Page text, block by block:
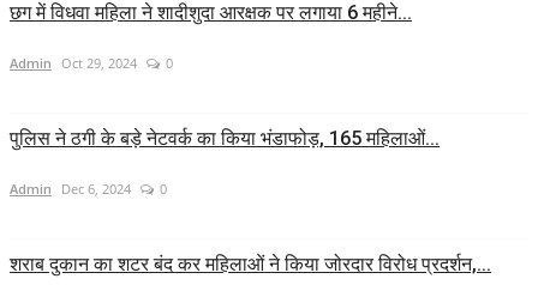
छग में विधवा महिला ने शादीशुदा आरक्षक पर लगाया 6 महीने...
Admin Oct 29, 2024 0
पुलिस ने ठगी के बड़े नेटवर्क का किया भंडाफोड़, 165 महिलाओं...
Admin Dec 6, 2024 0
शराब दुकान का शटर बंद कर महिलाओं ने किया जोरदार विरोध प्रदर्शन,...